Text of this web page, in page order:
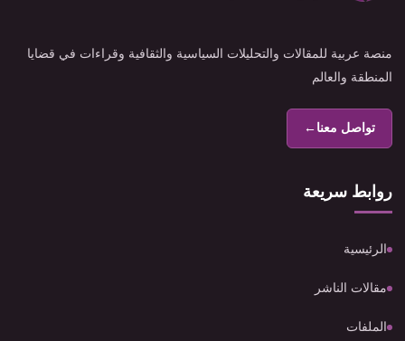
منصة عربية للمقالات والتحليلات السياسية والثقافية وقراءات في قضايا
المنطقة والعالم
تواصل معنا←
روابط سريعة
الرئيسية
مقالات الناشر
الملفات